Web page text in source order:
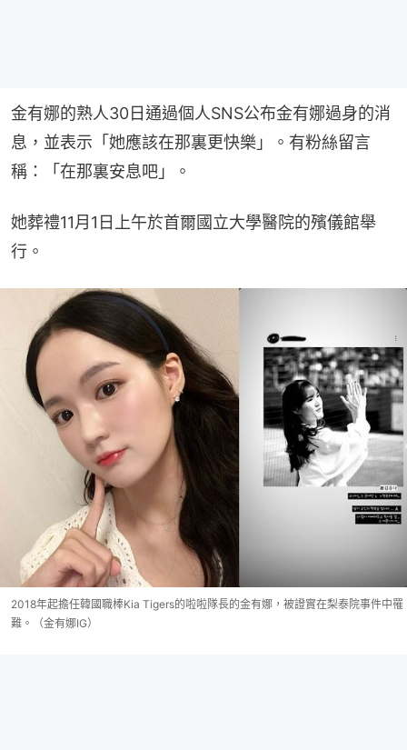
金有娜的熟人30日通過個人SNS公布金有娜過身的消
息，並表示「她應該在那裏更快樂」。有粉絲留言
稱：「在那裏安息吧」。
她葬禮11月1日上午於首爾國立大學醫院的殯儀館舉
行。
2018年起擔任韓國職棒Kia Tigers的啦啦隊長的金有娜，被證實在梨泰院事件中罹
難。（金有娜IG）